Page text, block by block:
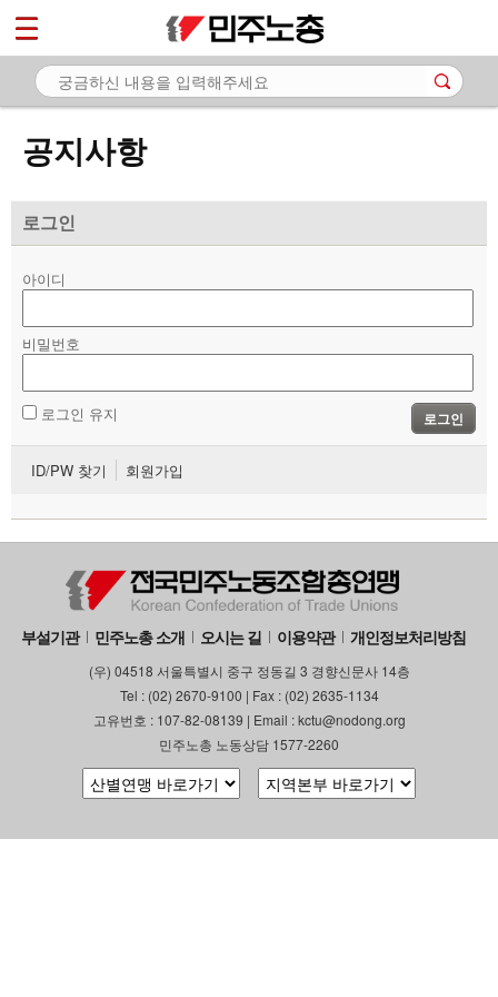
공지사항
로그인
아이디
비밀번호
로그인 유지 로그인
ID/PW 찾기 회원가입
부설기관 민주노총 소개 오시는 길 이용약관 개인정보처리방침
(우) 04518 서울특별시 중구 정동길 3 경향신문사 14층
Tel : (02) 2670-9100 | Fax : (02) 2635-1134
고유번호 : 107-82-08139 | Email : kctu@nodong.org
민주노총 노동상담 1577-2260
마이페이지
소개
- 공지사항
- 성명·보도
자료
부설기관
업무